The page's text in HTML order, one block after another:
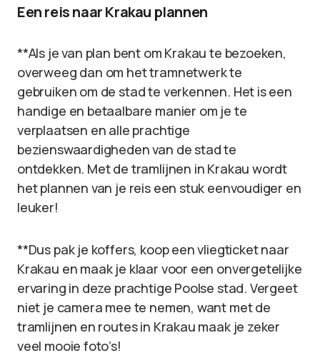
Een reis naar Krakau plannen
**Als je van plan bent om Krakau te bezoeken,
overweeg dan om het tramnetwerk te
gebruiken om de stad te verkennen. Het is een
handige en betaalbare manier om je te
verplaatsen en alle prachtige
bezienswaardigheden van de stad te
ontdekken. Met de tramlijnen in Krakau wordt
het plannen van je reis een stuk eenvoudiger en
leuker!
**Dus pak je koffers, koop een vliegticket naar
Krakau en maak je klaar voor een onvergetelijke
ervaring in deze prachtige Poolse stad. Vergeet
niet je camera mee te nemen, want met de
tramlijnen en routes in Krakau maak je zeker
veel mooie foto’s!